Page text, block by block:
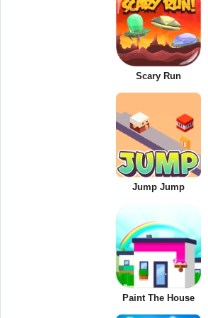
Scary Run
Jump Jump
Paint The House